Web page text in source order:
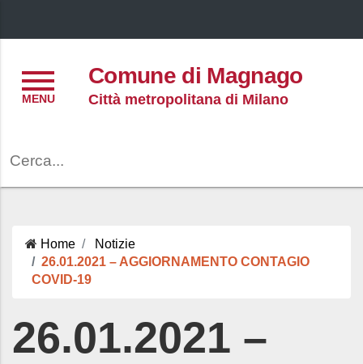
Comune di Magnago
Città metropolitana di Milano
Home
Notizie
26.01.2021 – AGGIORNAMENTO CONTAGIO
COVID-19
26.01.2021 –